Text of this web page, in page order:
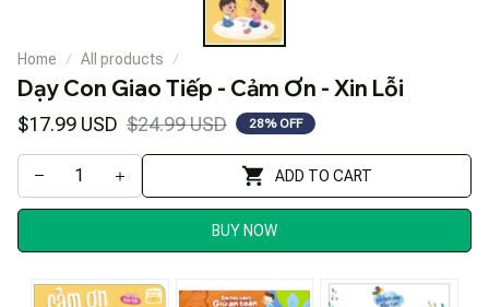
Home All products
Dạy Con Giao Tiếp - Cảm Ơn - Xin Lỗi
$17.99 USD $24.99 USD 28% OFF
ADD TO CART
BUY NOW